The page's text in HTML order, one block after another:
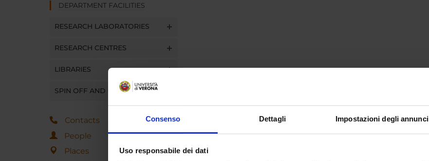
Consenso Dettagli Impostazioni degli annunci
Uso responsabile dei dati
DEPARTMENT FACILITIES
RESEARCH LABORATORIES
RESEARCH CENTRES
LIBRARIES
SPIN OFF AND COMPANIES
Contacts
People
Places